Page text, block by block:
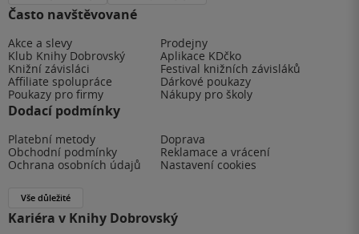
Často navštěvované
Akce a slevy
Prodejny
Klub Knihy Dobrovský
Aplikace KDčko
Knižní závisláci
Festival knižních závisláků
Affiliate spolupráce
Dárkové poukazy
Poukazy pro firmy
Nákupy pro školy
Dodací podmínky
Platební metody
Doprava
Obchodní podmínky
Reklamace a vrácení
Ochrana osobních údajů
Nastavení cookies
Vše důležité
Kariéra v Knihy Dobrovský